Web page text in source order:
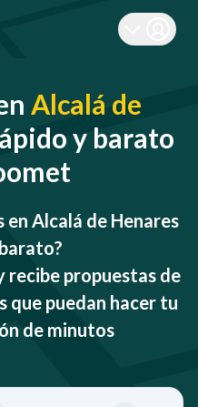
Alcalá de
y barato
Alcalá de Henares
recibe propuestas de
que puedan hacer tu
de minutos